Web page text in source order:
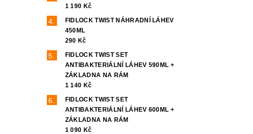
1 190 Kč
FIDLOCK TWIST NÁHRADNÍ LÁHEV
450ML
290 Kč
FIDLOCK TWIST SET
ANTIBAKTERIÁLNÍ LÁHEV 590ML +
ZÁKLADNA NA RÁM
1 140 Kč
FIDLOCK TWIST SET
ANTIBAKTERIÁLNÍ LÁHEV 600ML +
ZÁKLADNA NA RÁM
1 090 Kč